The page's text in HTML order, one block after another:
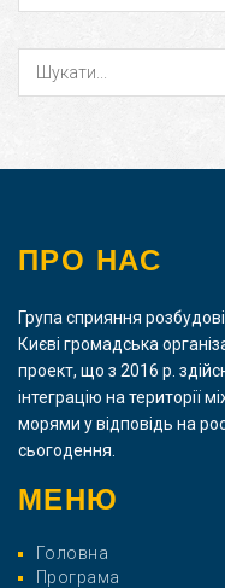
ПРО НАС
Група сприяння
Києві громадська
проект, що з 2016 р.
інтеграцію на території
морями у відповідь на
сьогодення.
МЕНЮ
Головна
Програма